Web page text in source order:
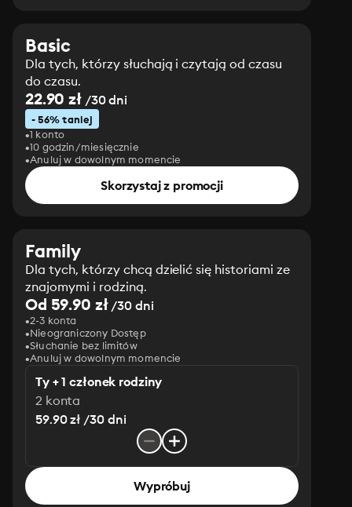
Basic
Dla tych, którzy słuchają i czytają od czasu
do czasu.
22.90 zł/30 dni
- 56% taniej
1 konto
10 godzin/miesięcznie
Anuluj w dowolnym momencie
Skorzystaj z promocji
Family
Dla tych, którzy chcą dzielić się historiami ze
znajomymi i rodziną.
Od 59.90 zł/30 dni
2-3 konta
Nieograniczony Dostęp
Słuchanie bez limitów
Anuluj w dowolnym momencie
Ty + 1 członek rodziny
2 konta
59.90 zł /30 dni
Wypróbuj